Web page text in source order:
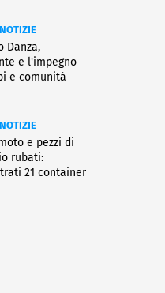
Danza,
e l'impegno
e comunità
e pezzi di
rubati:
21 container